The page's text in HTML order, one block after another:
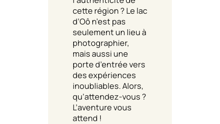
cette région ? Le lac
d’Oô n’est pas
seulement un lieu à
photographier,
mais aussi une
porte d’entrée vers
des expériences
inoubliables. Alors,
qu’attendez-vous ?
L’aventure vous
attend !